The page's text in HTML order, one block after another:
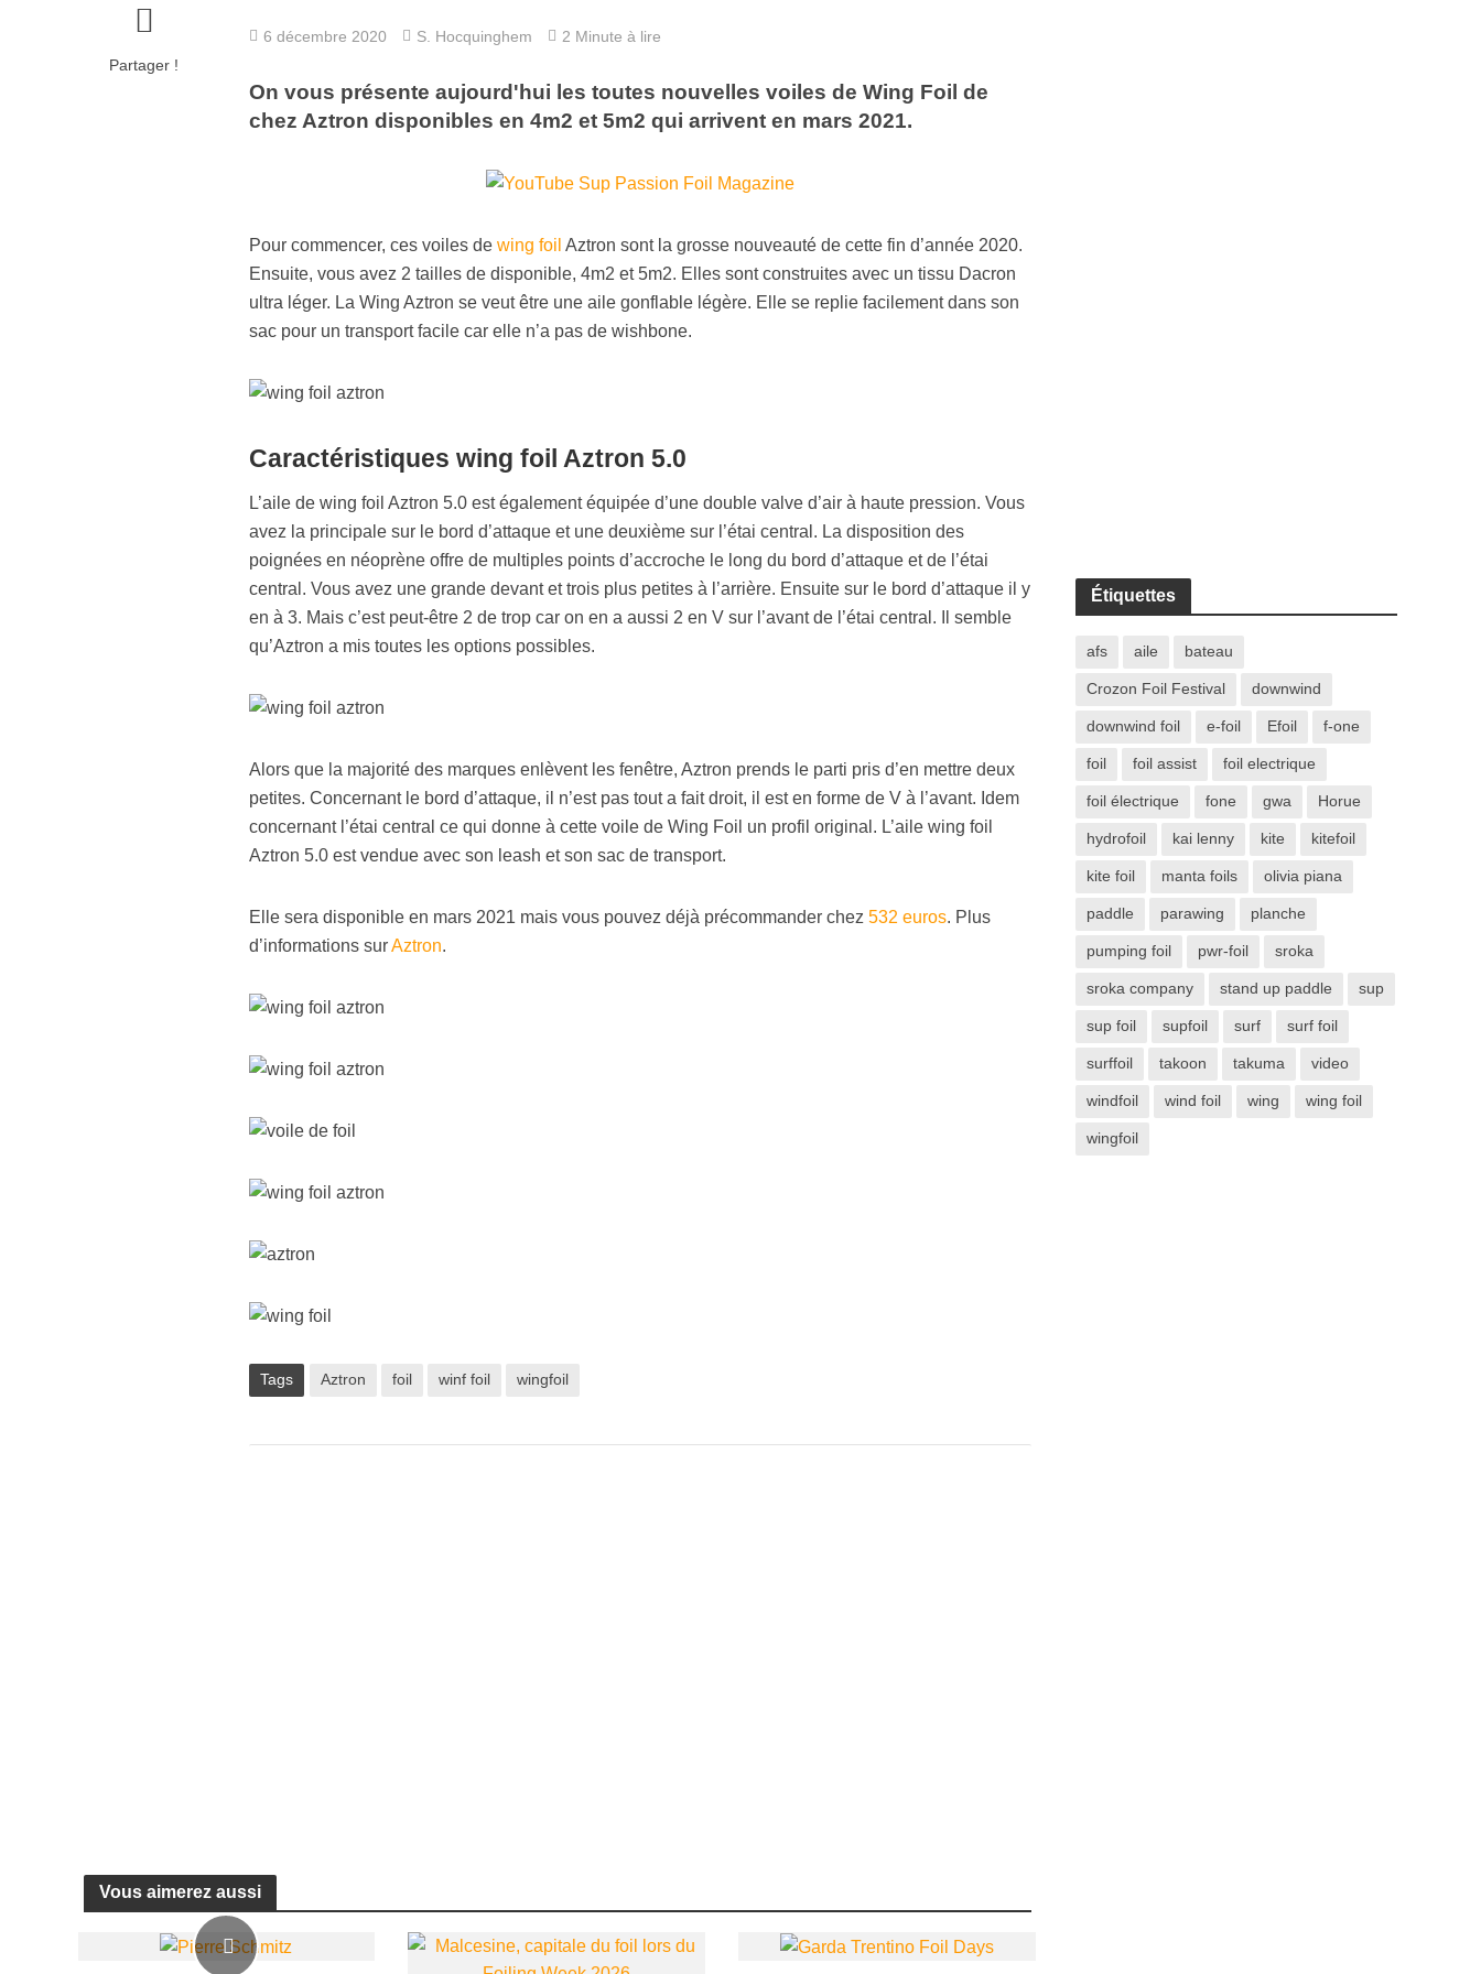
Partager !
6 décembre 2020 S. Hocquinghem 2 Minute à lire
On vous présente aujourd'hui les toutes nouvelles voiles de Wing Foil de
chez Aztron disponibles en 4m2 et 5m2 qui arrivent en mars 2021.
Pour commencer, ces voiles de wing foil Aztron sont la grosse nouveauté de cette fin d’année 2020.
Ensuite, vous avez 2 tailles de disponible, 4m2 et 5m2. Elles sont construites avec un tissu Dacron
ultra léger. La Wing Aztron se veut être une aile gonflable légère. Elle se replie facilement dans son
sac pour un transport facile car elle n’a pas de wishbone.
Caractéristiques wing foil Aztron 5.0
L’aile de wing foil Aztron 5.0 est également équipée d’une double valve d’air à haute pression. Vous
avez la principale sur le bord d’attaque et une deuxième sur l’étai central. La disposition des
poignées en néoprène offre de multiples points d’accroche le long du bord d’attaque et de l’étai
central. Vous avez une grande devant et trois plus petites à l’arrière. Ensuite sur le bord d’attaque il y
en à 3. Mais c’est peut-être 2 de trop car on en a aussi 2 en V sur l’avant de l’étai central. Il semble
qu’Aztron a mis toutes les options possibles.
Alors que la majorité des marques enlèvent les fenêtre, Aztron prends le parti pris d’en mettre deux
petites. Concernant le bord d’attaque, il n’est pas tout a fait droit, il est en forme de V à l’avant. Idem
concernant l’étai central ce qui donne à cette voile de Wing Foil un profil original. L’aile wing foil
Aztron 5.0 est vendue avec son leash et son sac de transport.
Elle sera disponible en mars 2021 mais vous pouvez déjà précommander chez 532 euros. Plus
d’informations surAztron.
Tags Aztron foil winf foil wingfoil
Vous aimerez aussi
Étiquettes
afs aile bateau
Crozon Foil Festival downwind
downwind foil e-foil Efoil f-one
foil foil assist foil electrique
foil électrique fone gwa Horue
hydrofoil kai lenny kite kitefoil
kite foil manta foils olivia piana
paddle parawing planche
pumping foil pwr-foil sroka
sroka company stand up paddle sup
sup foil supfoil surf surf foil
surffoil takoon takuma video
windfoil wind foil wing wing foil
wingfoil